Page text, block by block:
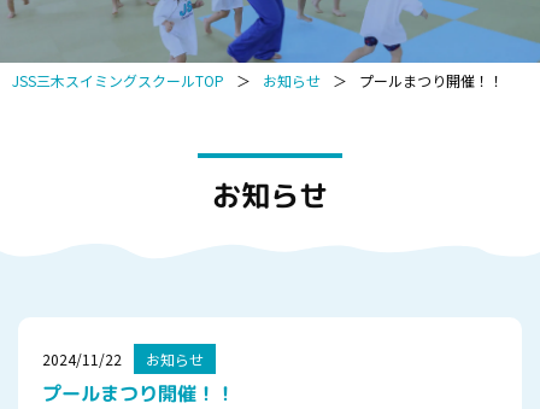
JSS三木スイミングスクールTOP ＞ お知らせ ＞ プールまつり開催！！
お知らせ
2024/11/22 お知らせ
プールまつり開催！！